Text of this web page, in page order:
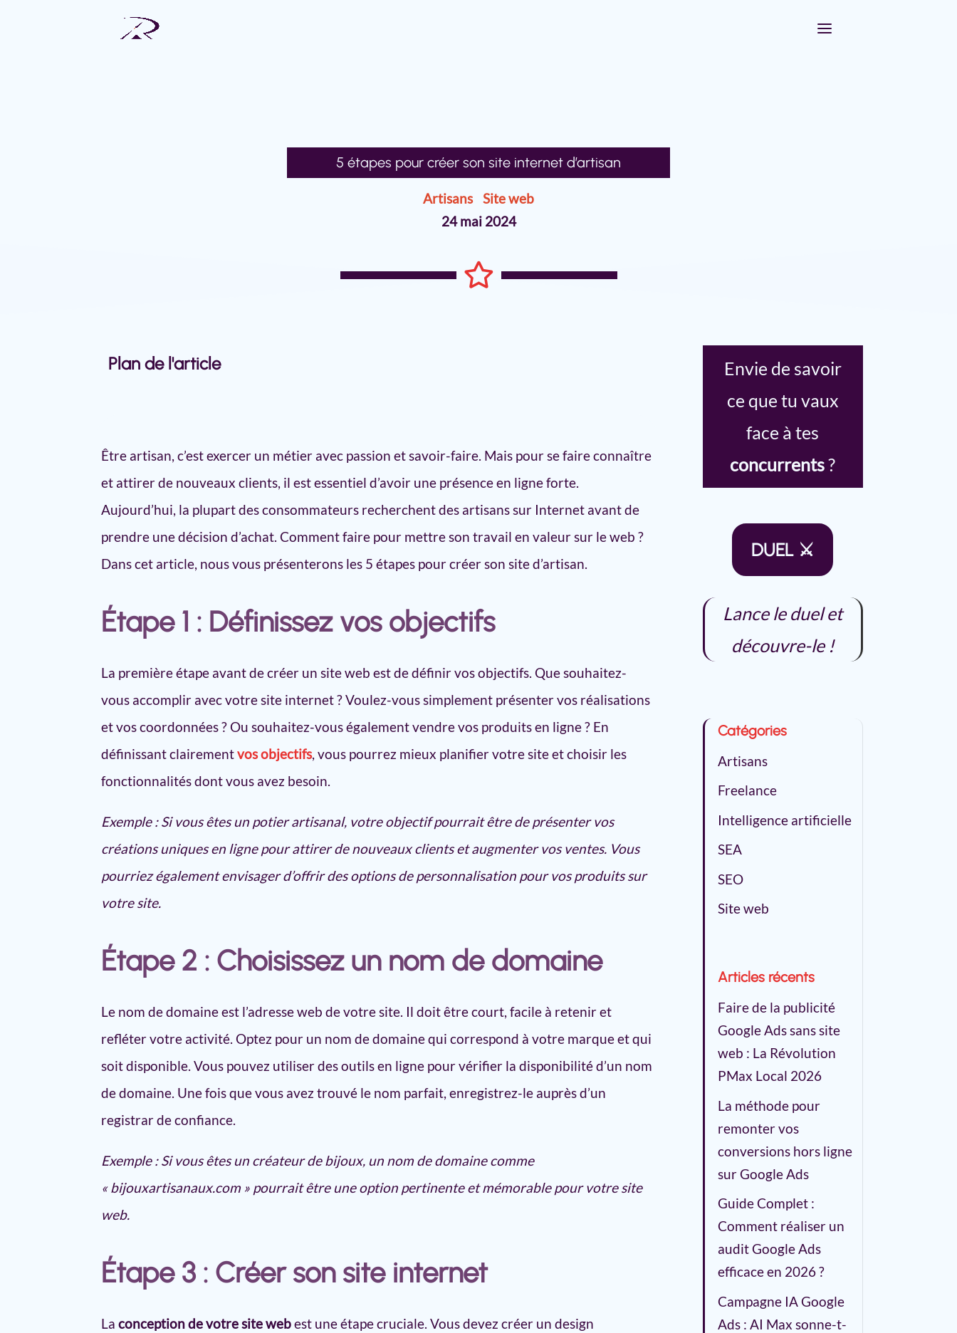
5 étapes pour créer son site internet d’artisan
Artisans| Site web
24 mai 2024

Plan de l'article
Étape 2 : Choisissez un nom de domaine
Étape 3 : Créer son site internet
Étape 4 : Optimisez votre site internet artisan pour les moteurs de
recherche
Étape 5 : Promouvez votre site web d’artisan
Pour conclure
Être artisan, c’est exercer un métier avec passion et savoir-faire. Mais pour se faire connaître
et attirer de nouveaux clients, il est essentiel d’avoir une présence en ligne forte.
Aujourd’hui, la plupart des consommateurs recherchent des artisans sur Internet avant de
prendre une décision d’achat. Comment faire pour mettre son travail en valeur sur le web ?
Dans cet article, nous vous présenterons les 5 étapes pour créer son site d’artisan.
Étape 1 : Définissez vos objectifs
La première étape avant de créer un site web est de définir vos objectifs. Que souhaitez-
vous accomplir avec votre site internet ? Voulez-vous simplement présenter vos réalisations
et vos coordonnées ? Ou souhaitez-vous également vendre vos produits en ligne ? En
définissant clairementvos objectifs, vous pourrez mieux planifier votre site et choisir les
fonctionnalités dont vous avez besoin.
Exemple : Si vous êtes un potier artisanal, votre objectif pourrait être de présenter vos
créations uniques en ligne pour attirer de nouveaux clients et augmenter vos ventes. Vous
pourriez également envisager d’offrir des options de personnalisation pour vos produits sur
votre site.
Étape 2 : Choisissez un nom de domaine
Le nom de domaine est l’adresse web de votre site. Il doit être court, facile à retenir et
refléter votre activité. Optez pour un nom de domaine qui correspond à votre marque et qui
soit disponible. Vous pouvez utiliser des outils en ligne pour vérifier la disponibilité d’un nom
de domaine. Une fois que vous avez trouvé le nom parfait, enregistrez-le auprès d’un
registrar de confiance.
Exemple : Si vous êtes un créateur de bijoux, un nom de domaine comme
« bijouxartisanaux.com » pourrait être une option pertinente et mémorable pour votre site
web.
Étape 3 : Créer son site internet
La conception de votre sitewebest une étape cruciale. Vous devez créer un design
Envie de savoir
ce que tu vaux
face à tes
concurrents?
DUEL ⚔
Lance le duel et
découvre-le !
Catégories
Artisans
Freelance
Intelligence artificielle
SEA
SEO
Site web
Articles récents
Faire de la publicité
Google Ads sans site
web : La Révolution
PMax Local 2026
La méthode pour
remonter vos
conversions hors ligne
sur Google Ads
Guide Complet :
Comment réaliser un
audit Google Ads
efficace en 2026 ?
Campagne IA Google
Ads : AI Max sonne-t-